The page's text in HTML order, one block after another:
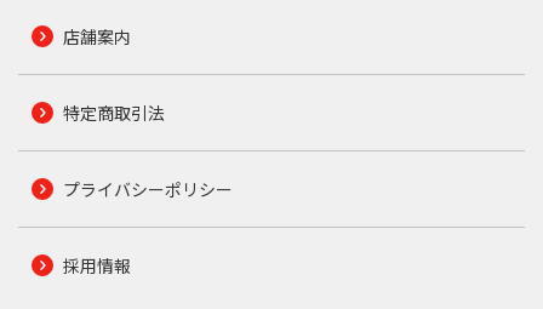
店舗案内
特定商取引法
プライバシーポリシー
採用情報